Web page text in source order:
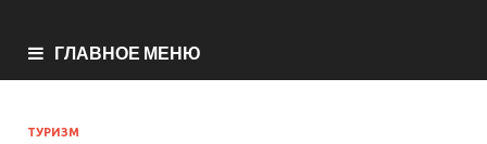
ГЛАВНОЕ МЕНЮ
ТУРИЗМ